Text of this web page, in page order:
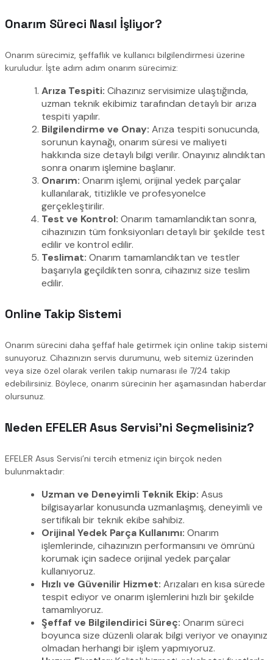
Onarım Süreci Nasıl İşliyor?
Onarım sürecimiz, şeffaflık ve kullanıcı bilgilendirmesi üzerine
kuruludur. İşte adım adım onarım sürecimiz:
Arıza Tespiti: Cihazınız servisimize ulaştığında,
uzman teknik ekibimiz tarafından detaylı bir arıza
tespiti yapılır.
Bilgilendirme ve Onay: Arıza tespiti sonucunda,
sorunun kaynağı, onarım süresi ve maliyeti
hakkında size detaylı bilgi verilir. Onayınız alındıktan
sonra onarım işlemine başlanır.
Onarım: Onarım işlemi, orijinal yedek parçalar
kullanılarak, titizlikle ve profesyonelce
gerçekleştirilir.
Test ve Kontrol: Onarım tamamlandıktan sonra,
cihazınızın tüm fonksiyonları detaylı bir şekilde test
edilir ve kontrol edilir.
Teslimat: Onarım tamamlandıktan ve testler
başarıyla geçildikten sonra, cihazınız size teslim
edilir.
Online Takip Sistemi
Onarım sürecini daha şeffaf hale getirmek için online takip sistemi
sunuyoruz. Cihazınızın servis durumunu, web sitemiz üzerinden
veya size özel olarak verilen takip numarası ile 7/24 takip
edebilirsiniz. Böylece, onarım sürecinin her aşamasından haberdar
olursunuz.
Neden EFELER Asus Servisi’ni Seçmelisiniz?
EFELER Asus Servisi’ni tercih etmeniz için birçok neden
bulunmaktadır:
Uzman ve Deneyimli Teknik Ekip: Asus
bilgisayarlar konusunda uzmanlaşmış, deneyimli ve
sertifikalı bir teknik ekibe sahibiz.
Orijinal Yedek Parça Kullanımı: Onarım
işlemlerinde, cihazınızın performansını ve ömrünü
korumak için sadece orijinal yedek parçalar
kullanıyoruz.
Hızlı ve Güvenilir Hizmet: Arızaları en kısa sürede
tespit ediyor ve onarım işlemlerini hızlı bir şekilde
tamamlıyoruz.
Şeffaf ve Bilgilendirici Süreç: Onarım süreci
boyunca size düzenli olarak bilgi veriyor ve onayınız
olmadan herhangi bir işlem yapmıyoruz.